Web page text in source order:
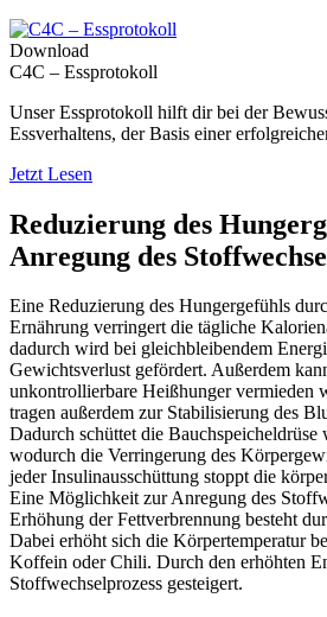
Download
C4C – Essprotokoll
Unser Essprotokoll hilft dir bei der
Essverhaltens, der Basis einer
Jetzt Lesen
Reduzierung des
Anregung des
Eine Reduzierung des Hungergefühls
Ernährung verringert die tägliche
dadurch wird bei gleichbleibendem
Gewichtsverlust gefördert. Außerdem
unkontrollierbare Heißhunger vermieden
tragen außerdem zur Stabilisierung des
Dadurch schüttet die Bauchspeicheldrüse
wodurch die Verringerung des
jeder Insulinausschüttung stoppt die
Eine Möglichkeit zur Anregung des
Erhöhung der Fettverbrennung besteht
Dabei erhöht sich die Körpertemperatur
Koffein oder Chili. Durch den erhöhten
Stoffwechselprozess gesteigert.